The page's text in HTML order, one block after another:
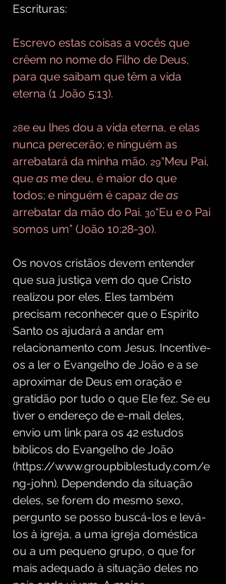
Escrituras:
Escrevo estas coisas a vocês que
crêem no nome do Filho de Deus,
para que saibam que têm a vida
eterna (1 João 5:13).
28e eu lhes dou a vida eterna, e elas
nunca perecerão; e ninguém as
arrebatará da minha mão. 29“Meu Pai,
que as me deu, é maior do que
todos; e ninguém é capaz de as
arrebatar da mão do Pai. 30“Eu e o Pai
somos um” (João 10:28-30).
Os novos cristãos devem entender
que sua justiça vem do que Cristo
realizou por eles. Eles também
precisam reconhecer que o Espírito
Santo os ajudará a andar em
relacionamento com Jesus. Incentive-
os a ler o Evangelho de João e a se
aproximar de Deus em oração e
gratidão por tudo o que Ele fez. Se eu
tiver o endereço de e-mail deles,
envio um link para os 42 estudos
bíblicos do Evangelho de João
(https://www.groupbiblestudy.com/e
ng-john). Dependendo da situação
deles, se forem do mesmo sexo,
pergunto se posso buscá-los e levá-
los à igreja, a uma igreja doméstica
ou a um pequeno grupo, o que for
mais adequado à situação deles no